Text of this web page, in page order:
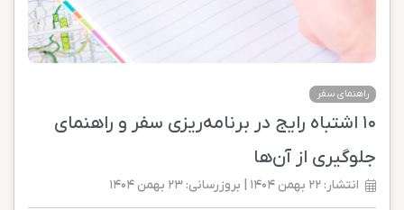
راهنمای سفر
۱۰ اشتباه رایج در برنامه‌ریزی سفر و راهنمای
جلوگیری از آن‌ها
انتشار: ۲۲ بهمن ۱۴۰۴ | بروزرسانی: ۲۳ بهمن ۱۴۰۴